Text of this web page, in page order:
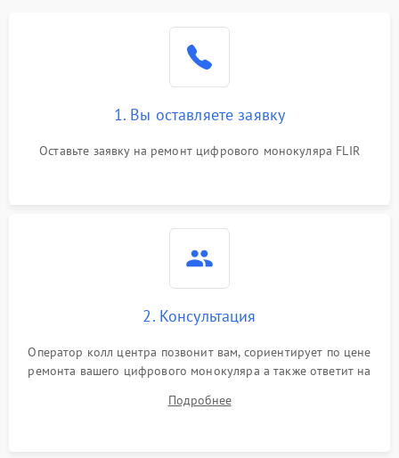
1. Вы оставляете заявку
Оставьте заявку на ремонт цифрового монокуляра FLIR
2. Консультация
Оператор колл центра позвонит вам, сориентирует по цене
ремонта вашего цифрового монокуляра а также ответит на
Подробнее